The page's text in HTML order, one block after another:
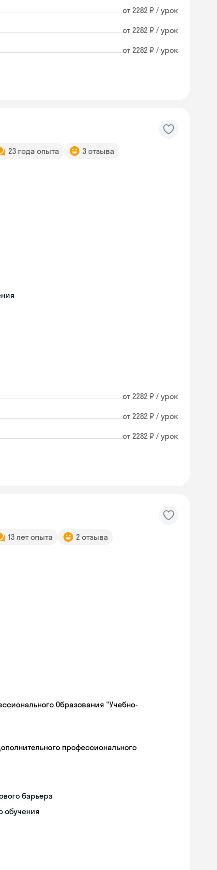
от 2282 ₽ / урок
от 2282 ₽ / урок
от 2282 ₽ / урок
23 года опыта 3 отзыва
от 2282 ₽ / урок
от 2282 ₽ / урок
от 2282 ₽ / урок
13 лет опыта 2 отзыва
Образования "Учебно-
профессионального
барьера
обучения